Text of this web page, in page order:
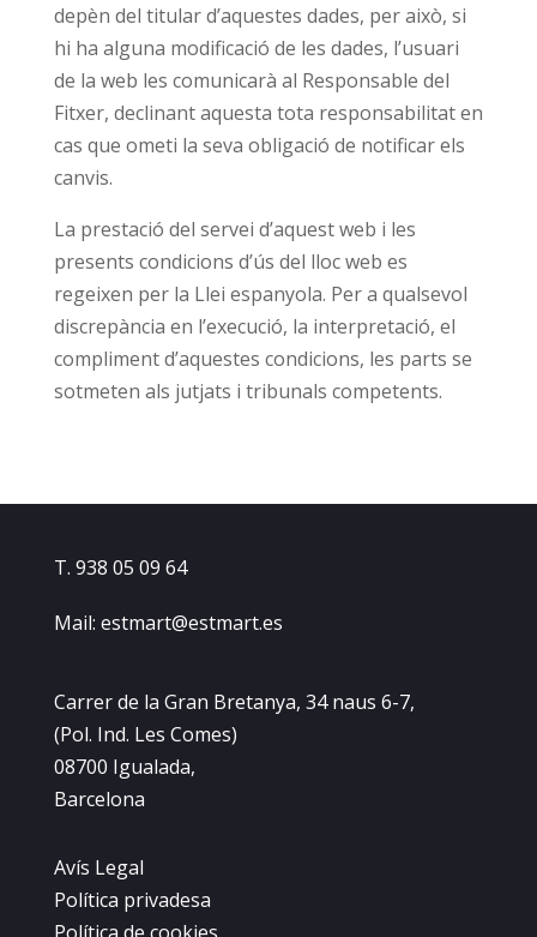
depèn del titular d’aquestes dades, per això, si
hi ha alguna modificació de les dades, l’usuari
de la web les comunicarà al Responsable del
Fitxer, declinant aquesta tota responsabilitat en
cas que ometi la seva obligació de notificar els
canvis.
La prestació del servei d’aquest web i les
presents condicions d’ús del lloc web es
regeixen per la Llei espanyola. Per a qualsevol
discrepància en l’execució, la interpretació, el
compliment d’aquestes condicions, les parts se
sotmeten als jutjats i tribunals competents.
T. 938 05 09 64
Mail: estmart@estmart.es
Carrer de la Gran Bretanya, 34 naus 6-7,
(Pol. Ind. Les Comes)
08700 Igualada,
Barcelona
Avís Legal
Política privadesa